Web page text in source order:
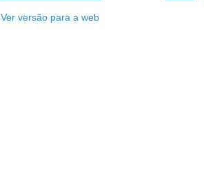
Ver versão para a web